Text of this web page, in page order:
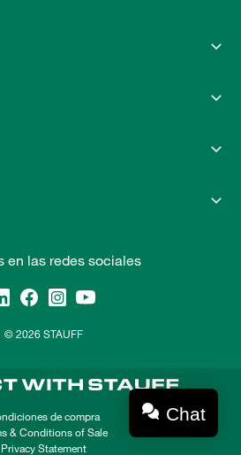
en las redes sociales
© 2026 STAUFF
de compra
& Conditions of Sale
Privacy Statement
Chat